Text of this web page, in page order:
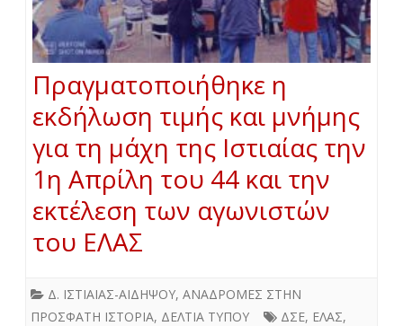
Πραγματοποιήθηκε η
εκδήλωση τιμής και μνήμης
για τη μάχη της Ιστιαίας την
1η Απρίλη του 44 και την
εκτέλεση των αγωνιστών
του ΕΛΑΣ
Δ. ΙΣΤΙΑΙΑΣ-ΑΙΔΗΨΟΥ, ΑΝΑΔΡΟΜΕΣ ΣΤΗΝ
ΠΡΟΣΦΑΤΗ ΙΣΤΟΡΙΑ, ΔΕΛΤΙΑ ΤΥΠΟΥ ΔΣΕ, ΕΛΑΣ,